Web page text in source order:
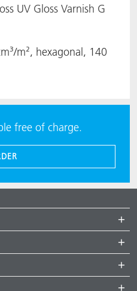
UV Gloss Varnish G
m², hexagonal, 140
free of charge.